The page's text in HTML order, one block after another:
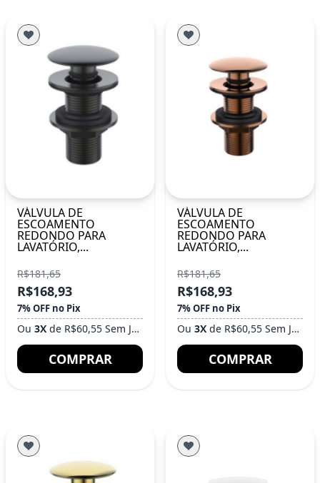
VÁLVULA DE
ESCOAMENTO
REDONDO PARA
LAVATÓRIO,...
R$181,65
R$168,93
7% OFF no Pix
Ou 3X de R$60,55 Sem Juros
COMPRAR
VÁLVULA DE
ESCOAMENTO
REDONDO PARA
LAVATÓRIO,...
R$181,65
R$168,93
7% OFF no Pix
Ou 3X de R$60,55 Sem Juros
COMPRAR